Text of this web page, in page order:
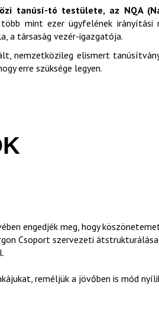
tanúsí-tó testülete, az NQA
mint ezer ügyfelének irányítási
a társaság vezér-igazgatója.
nemzetközileg elismert
erre szüksége legyen.
engedjék meg, hogy
Csoport szervezeti
reméljük a jövőben is mód